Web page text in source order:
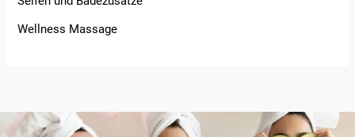
Wellness Massage